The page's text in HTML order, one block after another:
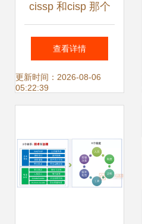
cissp 和cisp 那个
含金量高?
查看详情
更新时间：2026-08-06
05:22:39